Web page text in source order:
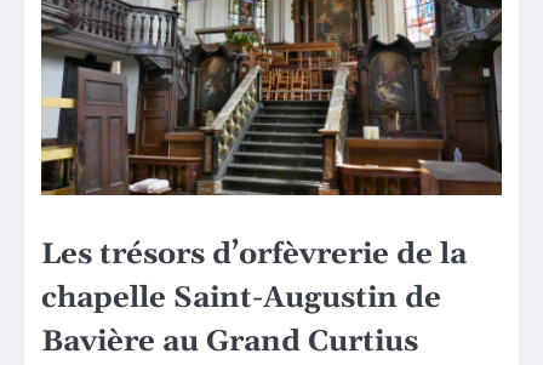
Les trésors d’orfèvrerie de la
chapelle Saint-Augustin de
Bavière au Grand Curtius